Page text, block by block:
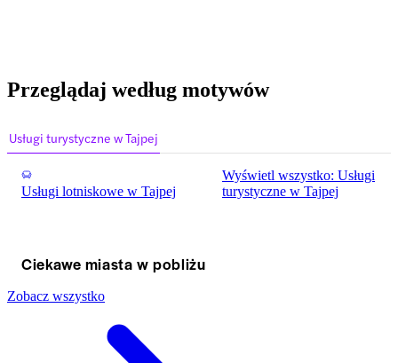
Przeglądaj według motywów
Usługi turystyczne w Tajpej
Usługi lotniskowe w Tajpej
Wyświetl wszystko: Usługi
turystyczne w Tajpej
Ciekawe miasta w pobliżu
Zobacz wszystko